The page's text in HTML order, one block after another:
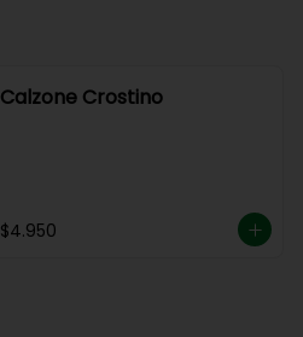
Calzone Crostino
$4.950